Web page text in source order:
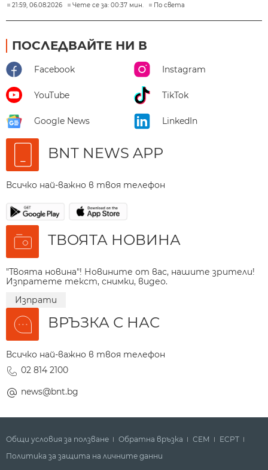
21:59, 06.08.2026 Чете се за: 00:37 мин. По света
ПОСЛЕДВАЙТЕ НИ В
Facebook Instagram
YouTube TikTok
Google News LinkedIn
BNT NEWS APP
Всичко най-важно в твоя телефон
ТВОЯТА НОВИНА
"Твоята новина"! Новините от вас, нашите зрители!
Изпратете текст, снимки, видео.
Изпрати
ВРЪЗКА С НАС
Всичко най-важно в твоя телефон
02 814 2100
news@bnt.bg
Общи условия за ползване Обратна връзка СЕМ
ECPT
Политика за защита на личните данни